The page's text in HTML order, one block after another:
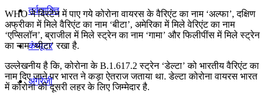
तर्कशक्ति
कंप्यूटर
अंग्रेजी
WHO ने ब्रिटेन में पाए गये कोरोना वायरस के वैरिएंट का नाम ‘अल्फा’, दक्षिण
अफ्रीका में मिले वैरिएंट का नाम ‘बीटा’, अमेरिका में मिले वेरिएंट का नाम
‘एप्सिलॉन’, ब्राजील में मिले स्ट्रेन का नाम ‘गामा’ और फिलीपींस में मिले स्ट्रेन
का नाम ‘थीटा’ रखा है.
उल्लेखनीय है कि, कोरोना के B.1.617.2 स्ट्रेन ‘डेल्टा’ को भारतीय वैरिएंट का
नाम दिए जाने पर भारत ने कड़ा ऐतराज जताया था. डेल्टा कोरोना वायरस भारत
में कोरोना की दूसरी लहर के लिए जिम्मेदार है.